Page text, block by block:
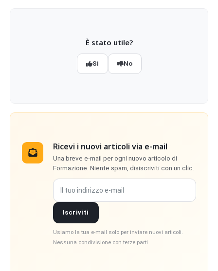
È stato utile?
Sì No
Ricevi i nuovi articoli via e-mail
Una breve e-mail per ogni nuovo articolo di
Formazione. Niente spam, disiscriviti con un clic.
Il tuo indirizzo e-mail
Iscriviti
Usiamo la tua e-mail solo per inviare nuovi articoli.
Nessuna condivisione con terze parti.